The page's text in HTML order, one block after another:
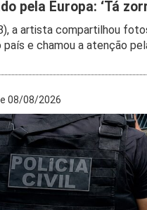
pela Europa: ‘Tá
a artista compartilhou
país e chamou a atenção
08/08/2026